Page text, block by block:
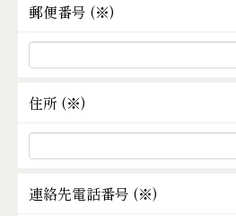
郵便番号 (※)
住所 (※)
連絡先電話番号 (※)